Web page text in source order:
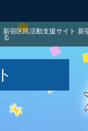
新宿区民活動支援サイト 新
る